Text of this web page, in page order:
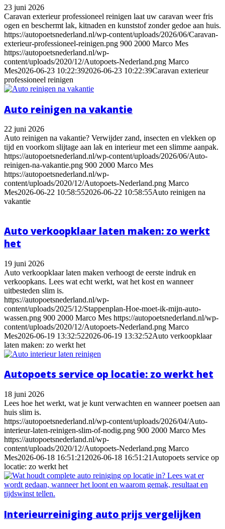
23 juni 2026
Caravan exterieur professioneel reinigen laat uw caravan weer fris
ogen en beschermt lak, kitnaden en kunststof zonder gedoe aan huis.
https://autopoetsnederland.nl/wp-content/uploads/2026/06/Caravan-
exterieur-professioneel-reinigen.png 900 2000 Marco Mes
https://autopoetsnederland.nl/wp-
content/uploads/2020/12/Autopoets-Nederland.png Marco
Mes2026-06-23 10:22:392026-06-23 10:22:39Caravan exterieur
professioneel reinigen
Auto reinigen na vakantie
22 juni 2026
Auto reinigen na vakantie? Verwijder zand, insecten en vlekken op
tijd en voorkom slijtage aan lak en interieur met een slimme aanpak.
https://autopoetsnederland.nl/wp-content/uploads/2026/06/Auto-
reinigen-na-vakantie.png 900 2000 Marco Mes
https://autopoetsnederland.nl/wp-
content/uploads/2020/12/Autopoets-Nederland.png Marco
Mes2026-06-22 10:58:552026-06-22 10:58:55Auto reinigen na
vakantie
Auto verkoopklaar laten maken: zo werkt
het
19 juni 2026
Auto verkoopklaar laten maken verhoogt de eerste indruk en
verkoopkans. Lees wat echt werkt, wat het kost en wanneer
uitbesteden slim is.
https://autopoetsnederland.nl/wp-
content/uploads/2025/12/Stappenplan-Hoe-moet-ik-mijn-auto-
wassen.png 900 2000 Marco Mes https://autopoetsnederland.nl/wp-
content/uploads/2020/12/Autopoets-Nederland.png Marco
Mes2026-06-19 13:32:522026-06-19 13:32:52Auto verkoopklaar
laten maken: zo werkt het
Autopoets service op locatie: zo werkt het
18 juni 2026
Lees hoe het werkt, wat je kunt verwachten en wanneer poetsen aan
huis slim is.
https://autopoetsnederland.nl/wp-content/uploads/2026/04/Auto-
interieur-laten-reinigen-slim-of-nodig.png 900 2000 Marco Mes
https://autopoetsnederland.nl/wp-
content/uploads/2020/12/Autopoets-Nederland.png Marco
Mes2026-06-18 16:51:21 2026-06-18 16:51:21 Autopoets service op
locatie: zo werkt het
Interieurreiniging auto prijs vergelijken